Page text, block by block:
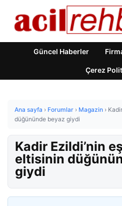
Güncel Haberler
Çerez
Ana sayfa › Forumlar › Magazin ›
düğününde beyaz giydi
Kadir Ezildi’nin
eltisinin
giydi